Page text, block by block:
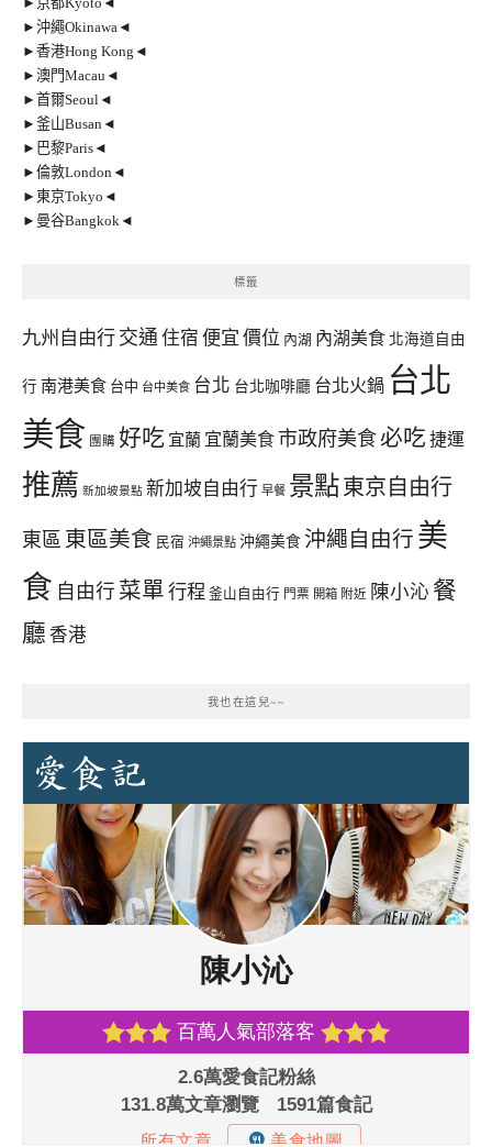
►沖繩Okinawa◄
►香港Hong Kong◄
►澳門Macau◄
►首爾Seoul◄
►釜山Busan◄
►巴黎Paris◄
►倫敦London◄
►東京Tokyo◄
►曼谷Bangkok◄
標籤
九州自由行 交通 住宿 便宜 價位 內湖 內湖美食 北海道自由
行 南港美食 台中 台中美食 台北 台北咖啡廳 台北火鍋 台北
美食 團購 好吃 宜蘭 宜蘭美食 市政府美食必吃 捷運
推薦 新加坡景點 新加坡自由行 早餐 景點東京自由行
東區 東區美食 民宿 沖繩景點 沖繩美食 沖繩自由行 美
食 自由行 菜單 行程 釜山自由行 門票 開箱 附近 陳小沁 餐
廳 香港
我也在這兒~~